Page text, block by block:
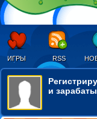
ИГРЫ RSS
и